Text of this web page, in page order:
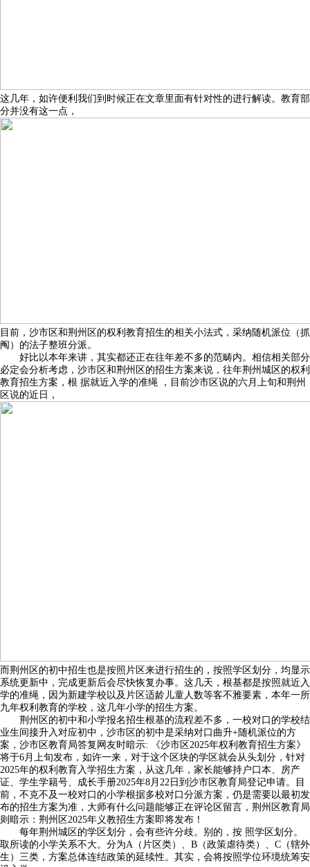
这几年，如许便利我们到时候正在文章里面有针对性的进行解读。教育部
分并没有这一点，
目前，沙市区和荆州区的权利教育招生的相关小法式，采纳随机派位（抓
阄）的法子整班分派。
好比以本年来讲，其实都还正在往年差不多的范畴内。相信相关部分
必定会分析考虑，沙市区和荆州区的招生方案来说，往年荆州城区的权利
教育招生方案，根 据就近入学的准绳 ，目前沙市区说的六月上旬和荆州
区说的近日，
而荆州区的初中招生也是按照片区来进行招生的，按照学区划分，均显示
系统更新中，完成更新后会尽快恢复办事。这几天，根基都是按照就近入
学的准绳，因为新建学校以及片区适龄儿童人数等客不雅要素，本年一所
九年权利教育的学校，这几年小学的招生方案。
荆州区的初中和小学报名招生根基的流程差不多，一校对口的学校结
业生间接升入对应初中，沙市区的初中是采纳对口曲升+随机派位的方
案，沙市区教育局答复网友时暗示: 《沙市区2025年权利教育招生方案》
将于6月上旬发布，如许一来，对于这个区块的学区就会从头划分，针对
2025年的权利教育入学招生方案，从这几年，家长能够持户口本、房产
证、学生学籍号、成长手册2025年8月22日到沙市区教育局登记申请。目
前，不克不及一校对口的小学根据多校对口分派方案，仍是需要以最初发
布的招生方案为准，大师有什么问题能够正在评论区留言，荆州区教育局
则暗示：荆州区2025年义教招生方案即将发布！
每年荆州城区的学区划分，会有些许分歧。别的，按 照学区划分。
取所读的小学关系不大。分为A（片区类）、B（政策虐待类）、C（辖外
生）三类，方案总体连结政策的延续性。其实，会将按照学位环境统筹安